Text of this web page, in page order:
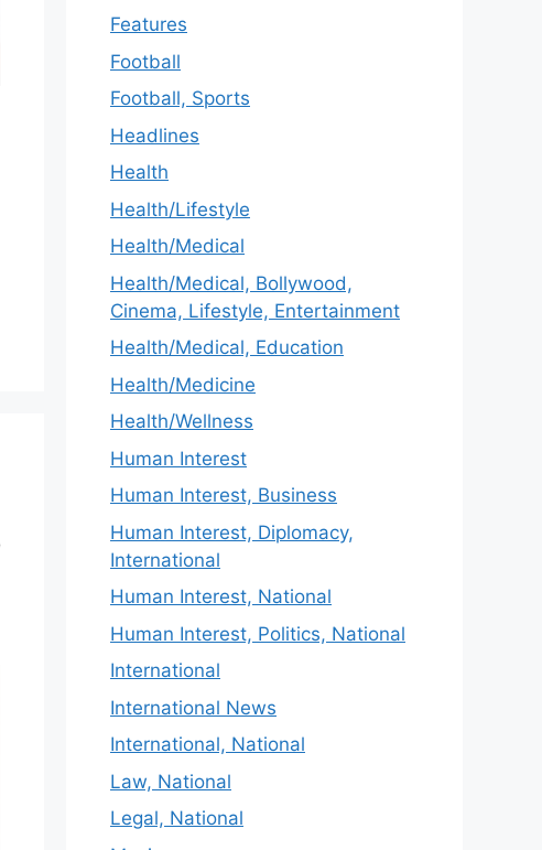
Features
Football
Football, Sports
Headlines
Health
Health/Lifestyle
Health/Medical
Health/Medical, Bollywood,
Cinema, Lifestyle, Entertainment
Health/Medical, Education
Health/Medicine
Health/Wellness
Human Interest
Human Interest, Business
Human Interest, Diplomacy,
International
Human Interest, National
Human Interest, Politics, National
International
International News
International, National
Law, National
Legal, National